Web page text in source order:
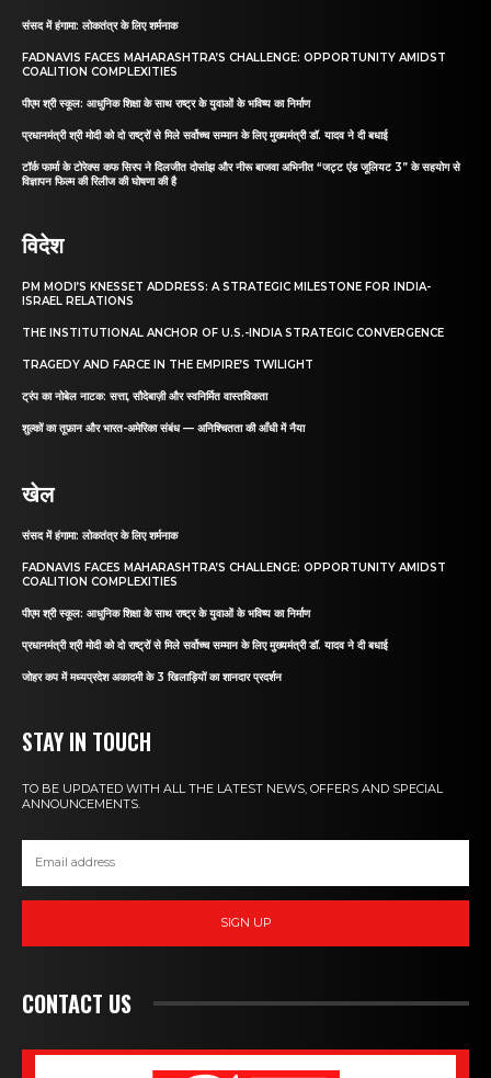
संसद में हंगामा: लोकतंत्र के लिए शर्मनाक
FADNAVIS FACES MAHARASHTRA’S CHALLENGE: OPPORTUNITY AMIDST
COALITION COMPLEXITIES
पीएम श्री स्कूल: आधुनिक शिक्षा के साथ राष्ट्र के युवाओं के भविष्य का निर्माण
प्रधानमंत्री श्री मोदी को दो राष्ट्रों से मिले सर्वोच्च सम्मान के लिए मुख्यमंत्री डॉ. यादव ने दी बधाई
टॉर्क फार्मा के टोरेक्स कफ सिरप ने दिलजीत दोसांझ और नीरू बाजवा अभिनीत “जट्ट एंड जूलियट 3” के सहयोग से
विज्ञापन फिल्म की रिलीज की घोषणा की है
विदेश
PM MODI’S KNESSET ADDRESS: A STRATEGIC MILESTONE FOR INDIA-
ISRAEL RELATIONS
THE INSTITUTIONAL ANCHOR OF U.S.-INDIA STRATEGIC CONVERGENCE
TRAGEDY AND FARCE IN THE EMPIRE’S TWILIGHT
ट्रंप का नोबेल नाटक: सत्ता, सौदेबाज़ी और स्वनिर्मित वास्तविकता
शुल्कों का तूफ़ान और भारत-अमेरिका संबंध — अनिश्चितता की आँधी में नैया
खेल
संसद में हंगामा: लोकतंत्र के लिए शर्मनाक
FADNAVIS FACES MAHARASHTRA’S CHALLENGE: OPPORTUNITY AMIDST
COALITION COMPLEXITIES
पीएम श्री स्कूल: आधुनिक शिक्षा के साथ राष्ट्र के युवाओं के भविष्य का निर्माण
प्रधानमंत्री श्री मोदी को दो राष्ट्रों से मिले सर्वोच्च सम्मान के लिए मुख्यमंत्री डॉ. यादव ने दी बधाई
जोहर कप में मध्यप्रदेश अकादमी के 3 खिलाड़ियों का शानदार प्रदर्शन
STAY IN TOUCH
TO BE UPDATED WITH ALL THE LATEST NEWS, OFFERS AND SPECIAL
ANNOUNCEMENTS.
SIGN UP
CONTACT US